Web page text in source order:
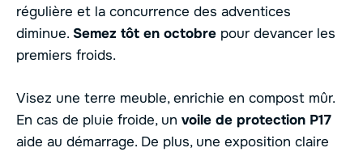
régulière et la concurrence des adventices
diminue. Semez tôt en octobre pour devancer les
premiers froids.
Visez une terre meuble, enrichie en compost mûr.
En cas de pluie froide, un voile de protection P17
aide au démarrage. De plus, une exposition claire